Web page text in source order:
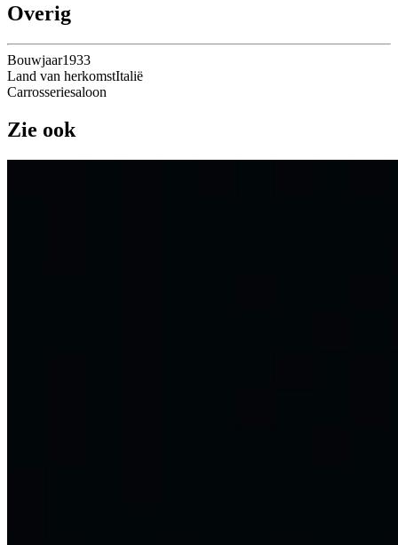
Overig
Bouwjaar1933
Land van herkomstItalië
Carrosseriesaloon
Zie ook